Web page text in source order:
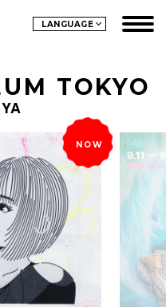
LANGUAGE
TOKYO